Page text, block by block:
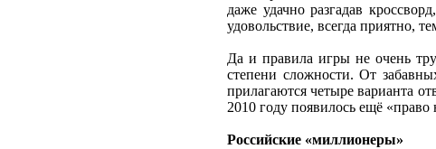
даже удачно разгадав
удовольствие, всегда приятно,
Да и правила игры не очень
степени сложности. От
прилагаются четыре варианта
2010 году появилось ещё «право
Российские «миллионеры»